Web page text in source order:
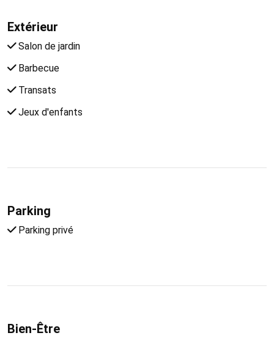
Extérieur
Salon de jardin
Barbecue
Transats
Jeux d'enfants
Parking
Parking privé
Bien-Être